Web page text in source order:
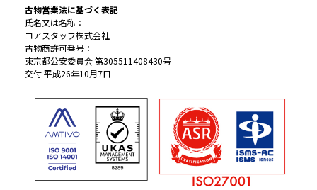
古物営業法に基づく表記
氏名又は名称：
コアスタッフ株式会社
古物商許可番号：
東京都公安委員会 第305511408430号
交付 平成26年10月7日